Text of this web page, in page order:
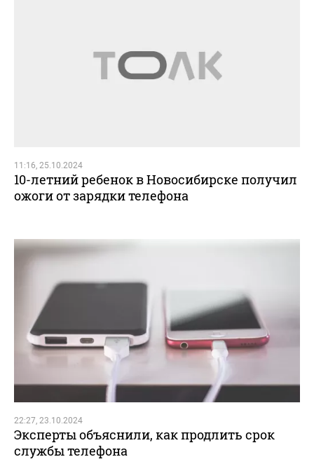
11:16, 25.10.2024
10-летний ребенок в Новосибирске получил
ожоги от зарядки телефона
22:27, 23.10.2024
Эксперты объяснили, как продлить срок
службы телефона